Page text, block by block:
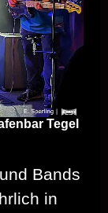
Tegel
Bands
in